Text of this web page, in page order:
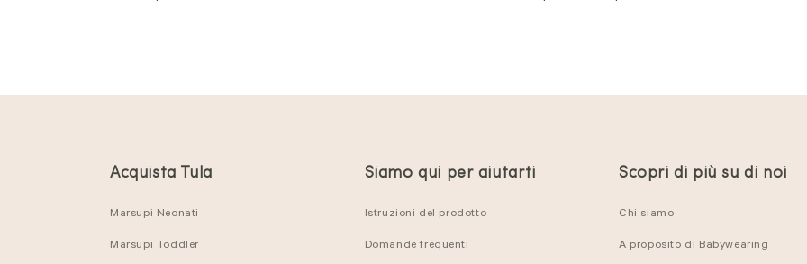
Acquista Tula
Marsupi Neonati
Marsupi Toddler
Siamo qui per aiutarti
Istruzioni del prodotto
Domande frequenti
Scopri di più su di noi
Chi siamo
A proposito di Babywearing